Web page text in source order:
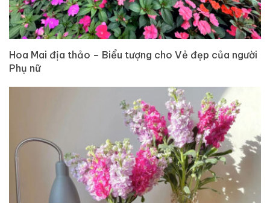
Hoa Mai địa thảo – Biểu tượng cho Vẻ đẹp của người
Phụ nữ